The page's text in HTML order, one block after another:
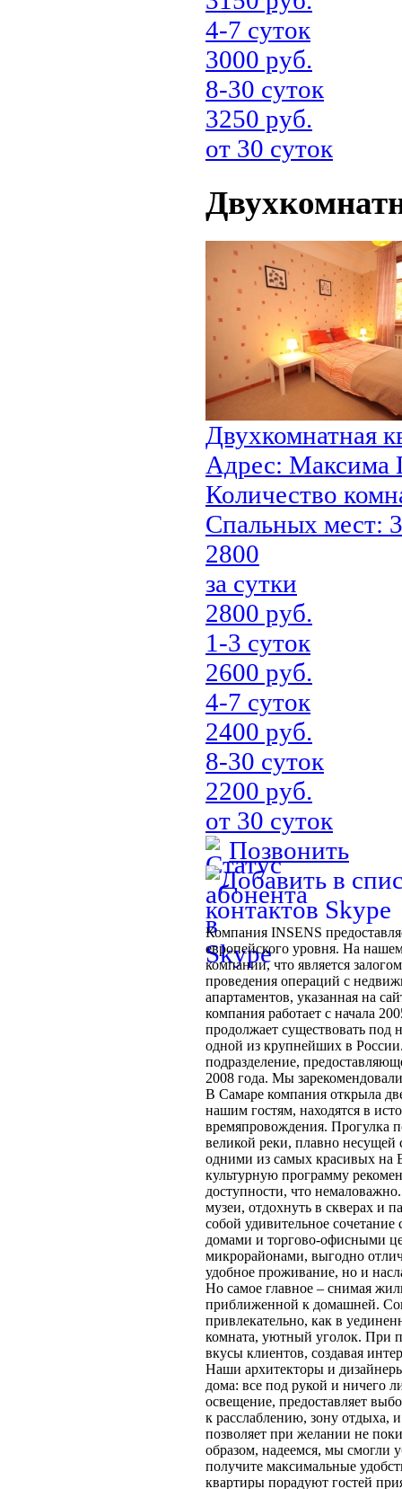
4-7 суток
3000 руб.
8-30 суток
3250 руб.
от 30 суток
Двухкомнатная
Адрес: Максима
Количество
Cпальных мест:
2800
за сутки
2800 руб.
1-3 суток
2600 руб.
4-7 суток
2400 руб.
8-30 суток
2200 руб.
от 30 суток
Позвонить
Компания INSENS
европейского уровня. На
компании, что является
проведения операций с
апартаментов, указанная на
компания работает с начала
продолжает существовать
одной из крупнейших в
подразделение,
2008 года. Мы
В Самаре компания открыла
нашим гостям, находятся в
времяпровождения. Прогулка
великой реки, плавно несущей
одними из самых красивых на
культурную программу
доступности, что
музеи, отдохнуть в скверах и
собой удивительное
домами и торгово-офисными
микрорайонами, выгодно
удобное проживание, но и
Но самое главное – снимая
приближенной к домашней.
привлекательно, как в
комната, уютный уголок. При
вкусы клиентов, создавая
Наши архитекторы и
дома: все под рукой и ничего
освещение, предоставляет
к расслаблению, зону отдыха,
позволяет при желании не
образом, надеемся, мы смогли
получите максимальные
квартиры порадуют гостей